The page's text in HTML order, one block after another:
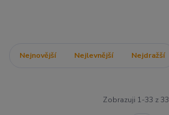
Nejnovější Nejlevnější Nejdražší
Zobrazuji 1-33 z 33